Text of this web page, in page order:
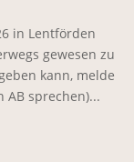
in Lentförden
gewesen zu
kann, melde
AB sprechen)...